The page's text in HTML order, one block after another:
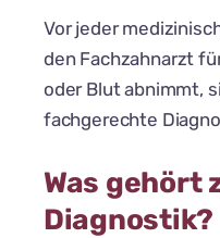
Vor jeder
den Fachzahnarzt
oder Blut abnimmt,
fachgerechte
Was gehört
Diagnostik?